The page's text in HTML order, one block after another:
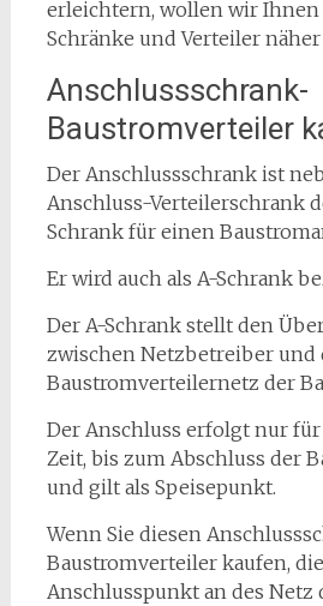
erleichtern, wollen wir
Schränke und Verteiler
Anschlussschrank-
Baustromverteiler
Der Anschlussschrank ist
Anschluss-Verteilerschrank
Schrank für einen
Er wird auch als A-Schrank
Der A-Schrank stellt den
zwischen Netzbetreiber und
Baustromverteilernetz der
Der Anschluss erfolgt nur
Zeit, bis zum Abschluss der
und gilt als Speisepunkt.
Wenn Sie diesen
Baustromverteiler kaufen,
Anschlusspunkt an des Netz